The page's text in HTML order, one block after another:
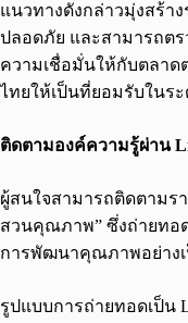
แนวทางดังกล่าวมุ่งสร้า
ปลอดภัย และสามารถตร
ความเชื่อมั่นให้กับตลาด
ไทยให้เป็นที่ยอมรับในร
ติดตามองค์ความรู้ผ่าน
ผู้สนใจสามารถติดตามรา
สวนคุณภาพ” ซึ่งถ่ายทอ
การพัฒนาคุณภาพอย่าง
รูปแบบการถ่ายทอดเป็น